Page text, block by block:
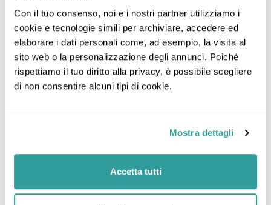
Con il tuo consenso, noi e i nostri partner utilizziamo i
cookie e tecnologie simili per archiviare, accedere ed
elaborare i dati personali come, ad esempio, la visita al
sito web o la personalizzazione degli annunci. Poiché
rispettiamo il tuo diritto alla privacy, è possibile scegliere
di non consentire alcuni tipi di cookie.
Mostra dettagli
Accetta tutti
La quota comprende:
Voli di linea British Airways da Bologna e Ita Airways
da Linate in classe economica
Franchigia bagaglio in stiva kg 20
Trasferimenti aeroporto/hotel/aeroporto a Londra
con pullman riservato
Trattamento di mezza pensione
Visite come da programma con guida locale ove
indicato (le visite saranno effettuate a piedi e con i
mezzi di trasporto locali - autobus e metro - da
Accompagnatore dall’Italia e per tutta la durata del